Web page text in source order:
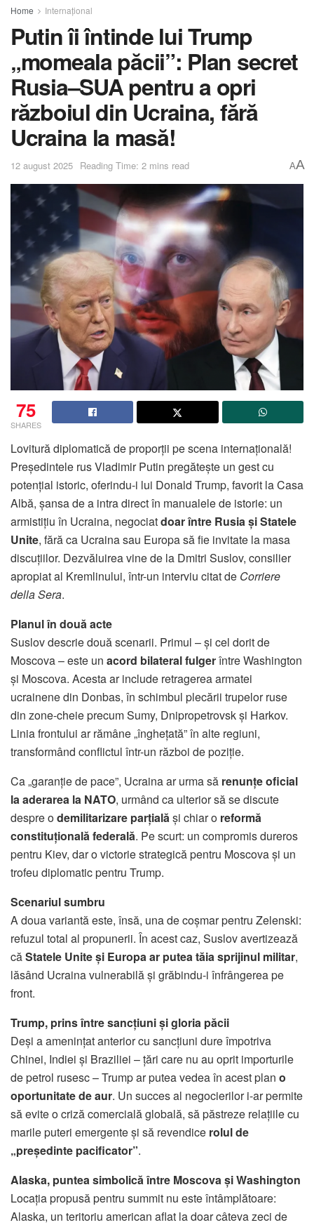
Home Internațional
Putin îi întinde lui Trump
„momeala păcii”: Plan secret
Rusia–SUA pentru a opri
războiul din Ucraina, fără
Ucraina la masă!
12 august 2025 Reading Time: 2 mins read AA
75
SHARES
Lovitură diplomatică de proporții pe scena internațională!
Președintele rus Vladimir Putin pregătește un gest cu
potențial istoric, oferindu-i lui Donald Trump, favorit la Casa
Albă, șansa de a intra direct în manualele de istorie: un
armistițiu în Ucraina, negociatdoar între Rusia și Statele
Unite, fără ca Ucraina sau Europa să fie invitate la masa
discuțiilor. Dezvăluirea vine de la Dmitri Suslov, consilier
apropiat al Kremlinului, într-un interviu citat de Corriere
della Sera.
Planul în două acte
Suslov descrie două scenarii. Primul – și cel dorit de
Moscova – este un acord bilateral fulgerîntre Washington
și Moscova. Acesta ar include retragerea armatei
ucrainene din Donbas, în schimbul plecării trupelor ruse
din zone-cheie precum Sumy, Dnipropetrovsk și Harkov.
Linia frontului ar rămâne „înghețată” în alte regiuni,
transformând conflictul într-un război de poziție.
Ca „garanție de pace”, Ucraina ar urma să renunțe oficial
la aderarea la NATO, urmând ca ulterior să se discute
despre odemilitarizare parțialăși chiar o reformă
constituțională federală. Pe scurt: un compromis dureros
pentru Kiev, dar o victorie strategică pentru Moscova și un
trofeu diplomatic pentru Trump.
Scenariul sumbru
A doua variantă este, însă, una de coșmar pentru Zelenski:
refuzul total al propunerii. În acest caz, Suslov avertizează
căStatele Unite și Europa ar putea tăia sprijinul militar,
lăsând Ucraina vulnerabilă și grăbindu-i înfrângerea pe
front.
Trump, prins între sancțiuni și gloria păcii
Deși a amenințat anterior cu sancțiuni dure împotriva
Chinei, Indiei și Braziliei – țări care nu au oprit importurile
de petrol rusesc – Trump ar putea vedea în acest plan o
oportunitate de aur. Un succes al negocierilor i-ar permite
să evite o criză comercială globală, să păstreze relațiile cu
marile puteri emergente și să revendice rolul de
„președinte pacificator”.
Alaska, puntea simbolică între Moscova și Washington
Locația propusă pentru summit nu este întâmplătoare:
Alaska, un teritoriu american aflat la doar câteva zeci de